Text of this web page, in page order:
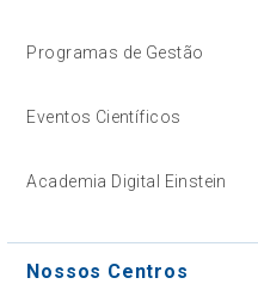
Programas de Gestão
Eventos Científicos
Academia Digital Einstein
Nossos Centros